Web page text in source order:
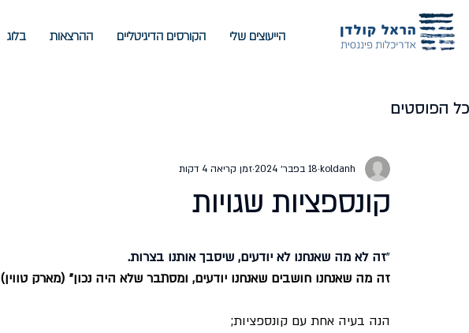
הייעוצים שלי הקורסים הדיגיטליים ההרצאות בלוג
כל הפוסטים
קונספציות שגויות
koldanh 18 בפבר׳ 2024 זמן קריאה 4 דקות
"זה לא מה שאנחנו לא יודעים, שיסבך אותנו בצרות.
זה מה שאנחנו חושבים שאנחנו יודעים, ומסתבר שלא היה נכון" (מארק טווין)
הנה בעיה אחת עם קונספציות;